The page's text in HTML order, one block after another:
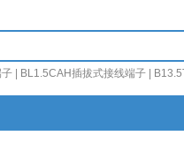
BL1.5CAH插拔式接线端子